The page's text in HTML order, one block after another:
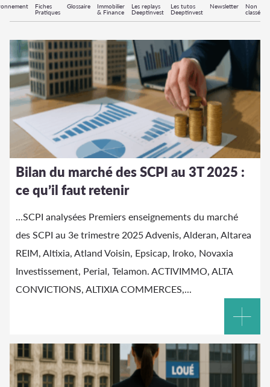
Fiches
Pratiques
Glossaire
Immobilier
& Finance
Les replays
Deeptinvest
Les tutos
Deeptinvest
Newsletter
Non
classé
Bilan du marché des SCPI au 3T 2025 :
ce qu’il faut retenir
...SCPI analysées Premiers enseignements du marché
des SCPI au 3e trimestre 2025 Advenis, Alderan, Altarea
REIM, Altixia, Atland Voisin, Epsicap, Iroko, Novaxia
Investissement, Perial, Telamon. ACTIVIMMO, ALTA
CONVICTIONS, ALTIXIACOMMERCES,...